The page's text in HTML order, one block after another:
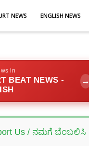
NEWS ENGLISH NEWS
in
BEAT NEWS -
→
Us / ನಮಗೆ ಬೆಂಬಲಿಸಿ